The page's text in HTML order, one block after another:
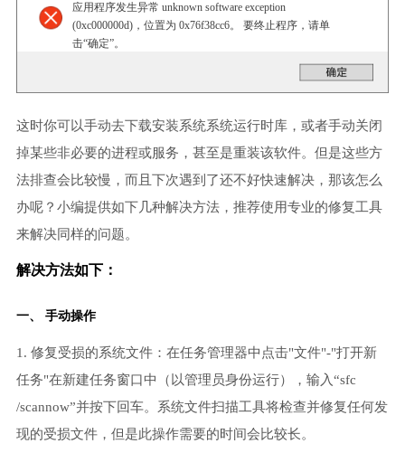
应用程序发生异常 unknown software exception
(0xc000000d)，位置为 0x76f38cc6。 要终止程序，请单
击“确定”。
这时你可以手动去下载安装系统系统运行时库，或者手动关闭
掉某些非必要的进程或服务，甚至是重装该软件。但是这些方
法排查会比较慢，而且下次遇到了还不好快速解决，那该怎么
办呢？小编提供如下几种解决方法，推荐使用专业的修复工具
来解决同样的问题。
解决方法如下：
一、 手动操作
1. 修复受损的系统文件：在任务管理器中点击"文件"-"打开新
任务"在新建任务窗口中（以管理员身份运行），输入“sfc
/scannow”并按下回车。系统文件扫描工具将检查并修复任何发
现的受损文件，但是此操作需要的时间会比较长。